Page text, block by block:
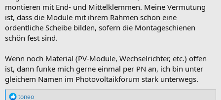
montieren mit End- und Mittelklemmen. Meine Vermutung
ist, dass die Module mit ihrem Rahmen schon eine
ordentliche Scheibe bilden, sofern die Montageschienen
schön fest sind.
Wenn noch Material (PV-Module, Wechselrichter, etc.) offen
ist, dann funke mich gerne einmal per PN an, ich bin unter
gleichem Namen im Photovoltaikforum stark unterwegs.
R
toneo